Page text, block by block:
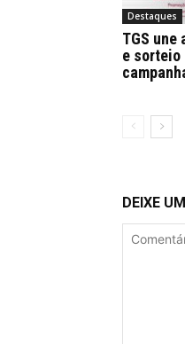
Destaques
TGS
e sorteio
DEIXE